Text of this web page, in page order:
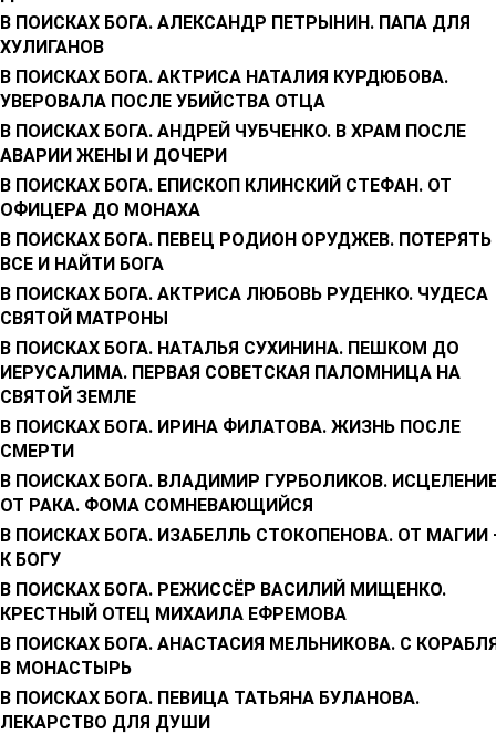
В ПОИСКАХ БОГА. АЛЕКСАНДР ПЕТРЫНИН. ПАПА ДЛЯ
ХУЛИГАНОВ
В ПОИСКАХ БОГА. АКТРИСА НАТАЛИЯ КУРДЮБОВА.
УВЕРОВАЛА ПОСЛЕ УБИЙСТВА ОТЦА
В ПОИСКАХ БОГА. АНДРЕЙ ЧУБЧЕНКО. В ХРАМ ПОСЛЕ
АВАРИИ ЖЕНЫ И ДОЧЕРИ
В ПОИСКАХ БОГА. ЕПИСКОП КЛИНСКИЙ СТЕФАН. ОТ
ОФИЦЕРА ДО МОНАХА
В ПОИСКАХ БОГА. ПЕВЕЦ РОДИОН ОРУДЖЕВ. ПОТЕРЯТЬ
ВСЕ И НАЙТИ БОГА
В ПОИСКАХ БОГА. АКТРИСА ЛЮБОВЬ РУДЕНКО. ЧУДЕСА
СВЯТОЙ МАТРОНЫ
В ПОИСКАХ БОГА. НАТАЛЬЯ СУХИНИНА. ПЕШКОМ ДО
ИЕРУСАЛИМА. ПЕРВАЯ СОВЕТСКАЯ ПАЛОМНИЦА НА
СВЯТОЙ ЗЕМЛЕ
В ПОИСКАХ БОГА. ИРИНА ФИЛАТОВА. ЖИЗНЬ ПОСЛЕ
СМЕРТИ
В ПОИСКАХ БОГА. ВЛАДИМИР ГУРБОЛИКОВ.
ОТ РАКА. ФОМА СОМНЕВАЮЩИЙСЯ
В ПОИСКАХ БОГА. ИЗАБЕЛЛЬ СТОКОПЕНОВА. ОТ МАГИИ
К БОГУ
В ПОИСКАХ БОГА. РЕЖИССЁР ВАСИЛИЙ МИЩЕНКО.
КРЕСТНЫЙ ОТЕЦ МИХАИЛА ЕФРЕМОВА
В ПОИСКАХ БОГА. АНАСТАСИЯ МЕЛЬНИКОВА. С
В МОНАСТЫРЬ
В ПОИСКАХ БОГА. ПЕВИЦА ТАТЬЯНА БУЛАНОВА.
ЛЕКАРСТВО ДЛЯ ДУШИ